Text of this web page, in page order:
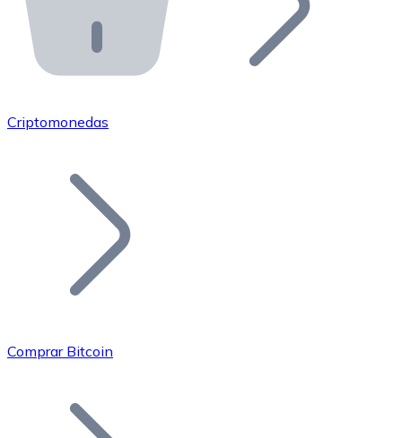
Bitnovo API
Integra nuestra API en tu ecosistema.
Únete a nuestra red de distribuidores.
Añade tu proyecto a nuestro ecosistema.
Bitcoin
Criptomonedas
Comprar Bitcoin